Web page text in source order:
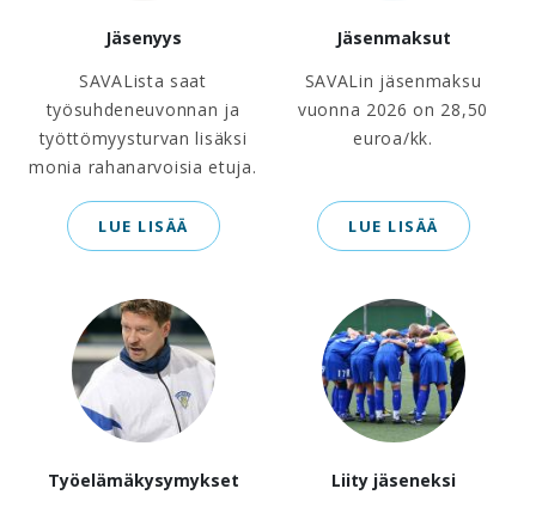
Jäsenyys
SAVALista saat
työsuhdeneuvonnan ja
työttömyysturvan lisäksi
monia rahanarvoisia etuja.
LUE LISÄÄ
Jäsenmaksut
SAVALin jäsenmaksu
vuonna 2026 on 28,50
euroa/kk.
LUE LISÄÄ
Työelämäkysymykset
Liity jäseneksi